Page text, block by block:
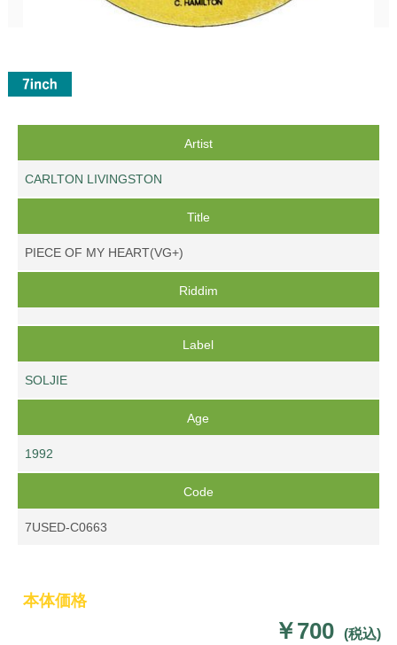
Artist
CARLTON LIVINGSTON
Title
PIECE OF MY HEART(VG+)
Riddim
Label
SOLJIE
Age
1992
Code
7USED-C0663
本体価格
￥700 (税込)